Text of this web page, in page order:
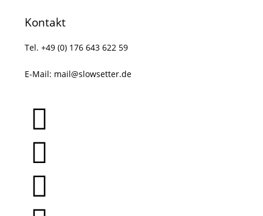
Kontakt
Tel. +49 (0) 176 643 622 59
E-Mail: mail@slowsetter.de